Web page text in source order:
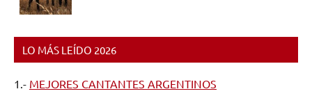
LO MÁS LEÍDO 2026
1.- MEJORES CANTANTES ARGENTINOS